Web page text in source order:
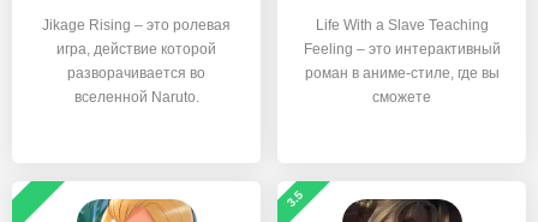
Jikage Rising – это ролевая
игра, действие которой
разворачивается во
вселенной Naruto.
Life With a Slave Teaching
Feeling – это интерактивный
роман в аниме-стиле, где вы
сможете
3.5